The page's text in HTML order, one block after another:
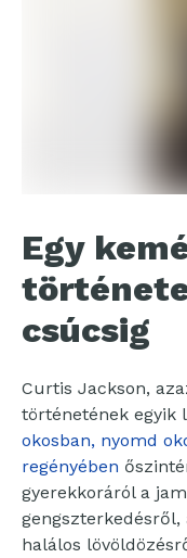
Egy
csúcsig
Curtis Jackson,
történetének egyik
okosban, nyomd
regényében
gyerekkoráról a
halálos